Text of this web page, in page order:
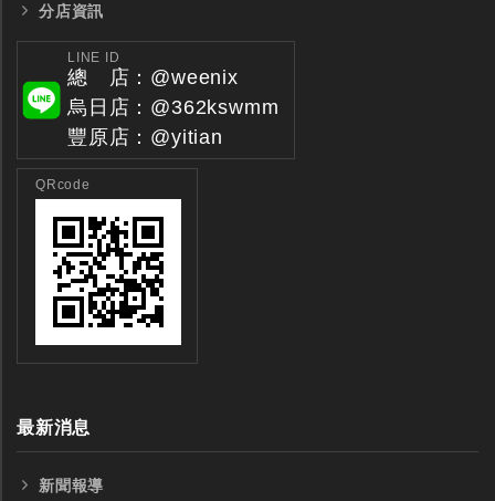
分店資訊
LINE ID
總 店：@weenix
烏日店：@362kswmm
豐原店：@yitian
QRcode
最新消息
新聞報導